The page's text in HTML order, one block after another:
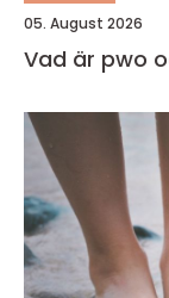
05. August 2026
Vad är pwo